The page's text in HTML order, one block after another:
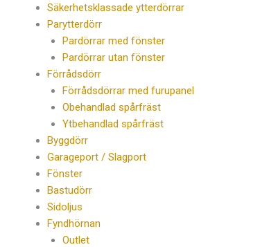
Säkerhetsklassade ytterdörrar
Parytterdörr
Pardörrar med fönster
Pardörrar utan fönster
Förrådsdörr
Förrådsdörrar med furupanel
Obehandlad spårfräst
Ytbehandlad spårfräst
Byggdörr
Garageport / Slagport
Fönster
Bastudörr
Sidoljus
Fyndhörnan
Outlet